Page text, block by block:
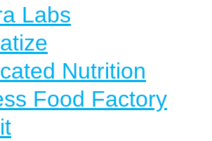
Labs
Nutrition
Food Factory